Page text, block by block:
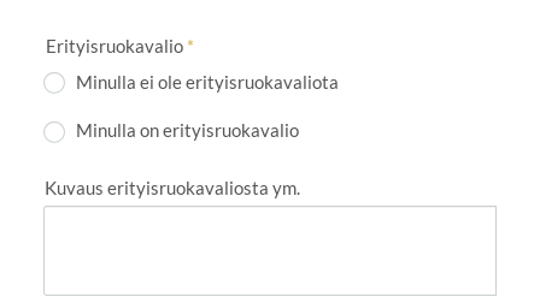
Erityisruokavalio*
Minulla ei ole erityisruokavaliota
Minulla on erityisruokavalio
Kuvaus erityisruokavaliosta ym.